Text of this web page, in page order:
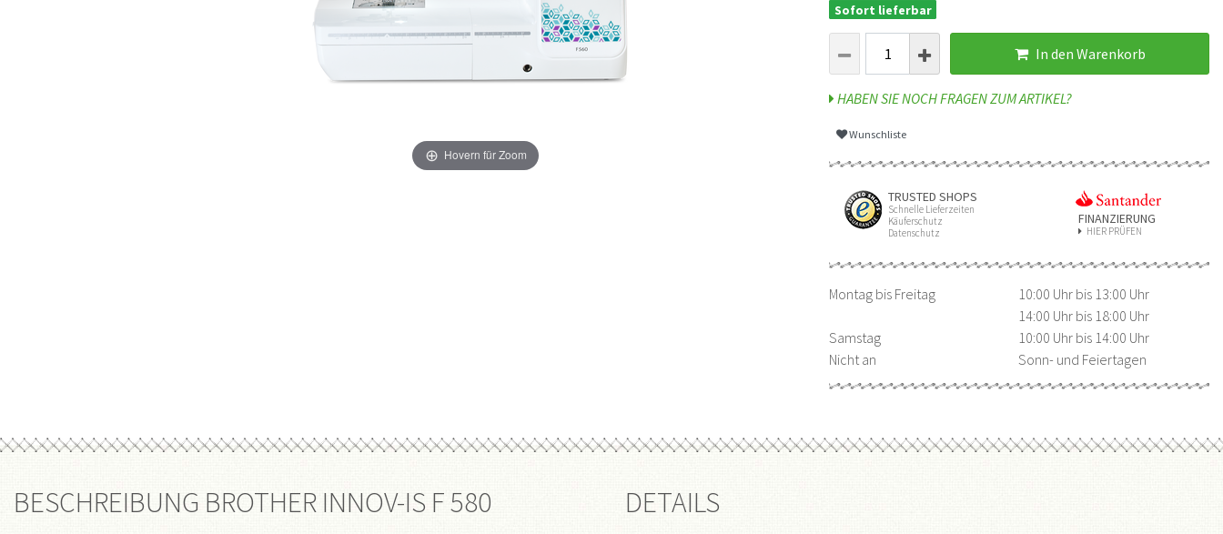
Hovern für Zoom
Sofort lieferbar
In den Warenkorb
HABEN SIE NOCH FRAGEN ZUM ARTIKEL?
Wunschliste
TRUSTED SHOPS
Schnelle Lieferzeiten
Käuferschutz
Datenschutz
FINANZIERUNG
HIER PRÜFEN
Montag bis Freitag
10:00 Uhr bis 13:00 Uhr
14:00 Uhr bis 18:00 Uhr
Samstag
10:00 Uhr bis 14:00 Uhr
Nicht an
Sonn- und Feiertagen
BESCHREIBUNG BROTHER INNOV-IS F 580 DETAILS